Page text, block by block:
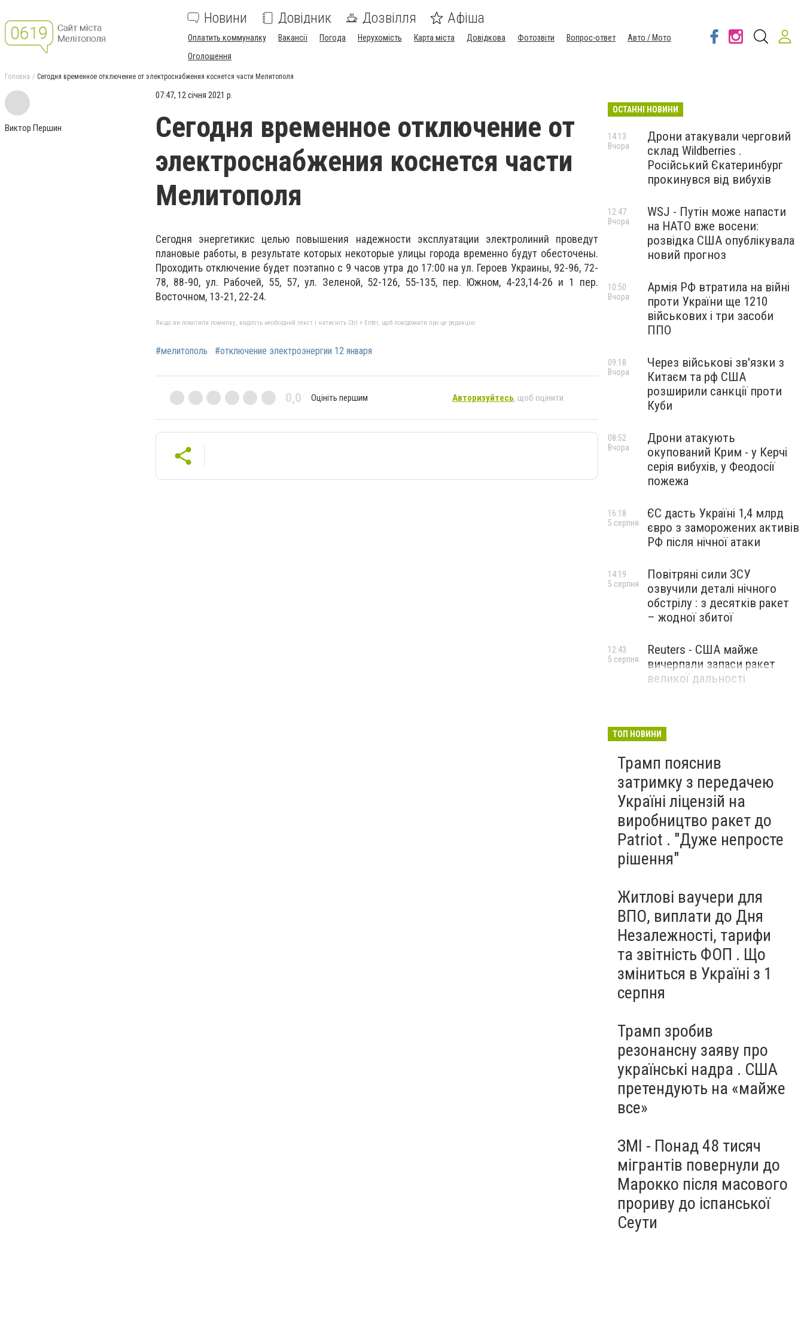
Новини Довідник Дозвілля Афіша
Оплатить коммуналку Вакансії Погода Нерухомість Карта міста Довідкова Фотозвіти Вопрос-ответ
Авто / Мото
Оголошення
Головна Сегодня временное отключение от электроснабжения коснется части Мелитополя
Виктор Першин
07:47, 12 січня 2021 р.
Сегодня временное отключение от
электроснабжения коснется части
Мелитополя
Сегодня энергетикис целью повышения надежности эксплуатации электролиний проведут
плановые работы, в результате которых некоторые улицы города временно будут обесточены.
Проходить отключение будет поэтапно с 9 часов утра до 17:00 на ул. Героев Украины, 92-96, 72-
78, 88-90, ул. Рабочей, 55, 57, ул. Зеленой, 52-126, 55-135, пер. Южном, 4-23,14-26 и 1 пер.
Восточном, 13-21, 22-24.
Якщо ви помітили помилку, виділіть необхідний текст і натисніть Ctrl + Enter, щоб повідомити про це редакцію
#мелитополь #отключение электроэнергии 12 января
0,0 Оцініть першим Авторизуйтесь, щоб оцінити
ОСТАННІ НОВИНИ
Дрони атакували черговий
склад Wildberries .
Російський Єкатеринбург
прокинувся від вибухів
14:13
Вчора
WSJ - Путін може напасти
на НАТО вже восени:
розвідка США опублікувала
новий прогноз
12:47
Вчора
Армія РФ втратила на війні
проти України ще 1210
військових і три засоби
ППО
10:50
Вчора
Через військові зв'язки з
Китаєм та рф США
розширили санкції проти
Куби
09:18
Вчора
Дрони атакують
окупований Крим - у Керчі
серія вибухів, у Феодосії
пожежа
08:52
Вчора
ЄС дасть Україні 1,4 млрд
євро з заморожених активів
РФ після нічної атаки
16:18
5 серпня
Повітряні сили ЗСУ
озвучили деталі нічного
обстрілу : з десятків ракет
– жодної збитої
14:19
5 серпня
Reuters - США майже
вичерпали запаси ракет
великої дальності
12:43
5 серпня
ТОП НОВИНИ
Трамп пояснив
затримку з передачею
Україні ліцензій на
виробництво ракет до
Patriot . "Дуже непросте
рішення"
Житлові ваучери для
ВПО, виплати до Дня
Незалежності, тарифи
та звітність ФОП . Що
зміниться в Україні з 1
серпня
Трамп зробив
резонансну заяву про
українські надра . США
претендують на «майже
все»
ЗМІ - Понад 48 тисяч
мігрантів повернули до
Марокко після масового
прориву до іспанської
Сеути